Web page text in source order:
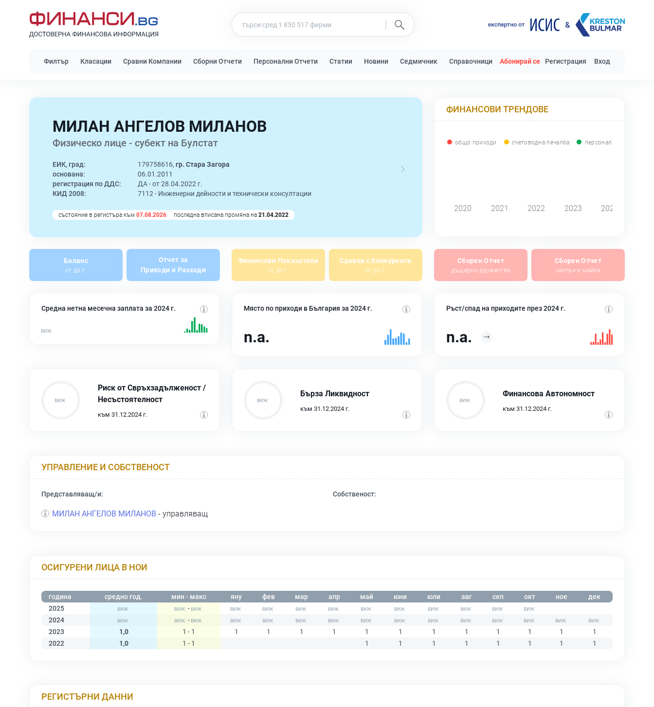
Филтър Класации Сравни Компании Сборни Отчети Персонални Отчети Статии Новини Седмичник Справочници Абонирай се Регистрация Вход
МИЛАН АНГЕЛОВ МИЛАНОВ
Физическо лице - субект на Булстат
ЕИК, град: 179758616, гр. Стара Загора
основана:
06.01.2011
регистрация по ДДС:
ДА - от 28.04.2022 г.
КИД 2008:
7112 - Инженерни дейности и технически консултации
състояние в регистъра към 07.08.2026 последна вписана промяна на 21.04.2022
ФИНАНСОВИ ТРЕНДОВЕ
общо приходи счетоводна печалба персонал
2020 2021 2022 2023 2024
Баланс
от до г.
Отчет за
Приходи и Разходи
Финансови Показатели
от до г.
Сравни с Конкуренти
от до г.
Сборен Отчет
дъщерни дружества
Сборен Отчет
сестри и майка
Средна нетна месечна заплата за 2024 г. Място по приходи в България за 2024 г.
n.a.
Ръст/спад на приходите през 2024 г.
n.a.
Риск от Свръхзадълженост /
Несъстоятелност
към 31.12.2024 г.
Бърза Ликвидност
към 31.12.2024 г.
Финансова Автономност
към 31.12.2024 г.
УПРАВЛЕНИЕ И СОБСТВЕНОСТ
Представляващ/и:
МИЛАН АНГЕЛОВ МИЛАНОВ - управляващ
Собственост:
ОСИГУРЕНИ ЛИЦА В НОИ
година средно год. мин - макс яну фев мар апр май юни юли авг сеп окт ное
дек
2025
-
2024
-
2023
1,0 1 - 1 1 1 1 1 1 1 1 1 1 1 1
1
2022
1,0 1 - 1 1 1 1 1 1 1 1 1
РЕГИСТЪРНИ ДАННИ